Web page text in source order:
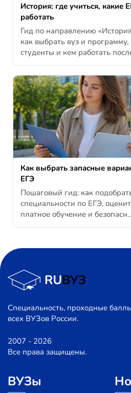
История: где учиться, какие
работать
Гид по направлению
как выбрать вуз и программу,
студенты и кем работать
Как выбрать запасные
ЕГЭ
Пошаговый гид: как
специальности по ЕГЭ,
платное обучение и
Специальность, проходные
всех ВУЗов России.
2007 - 2026
Все права защищены.
ВУЗы